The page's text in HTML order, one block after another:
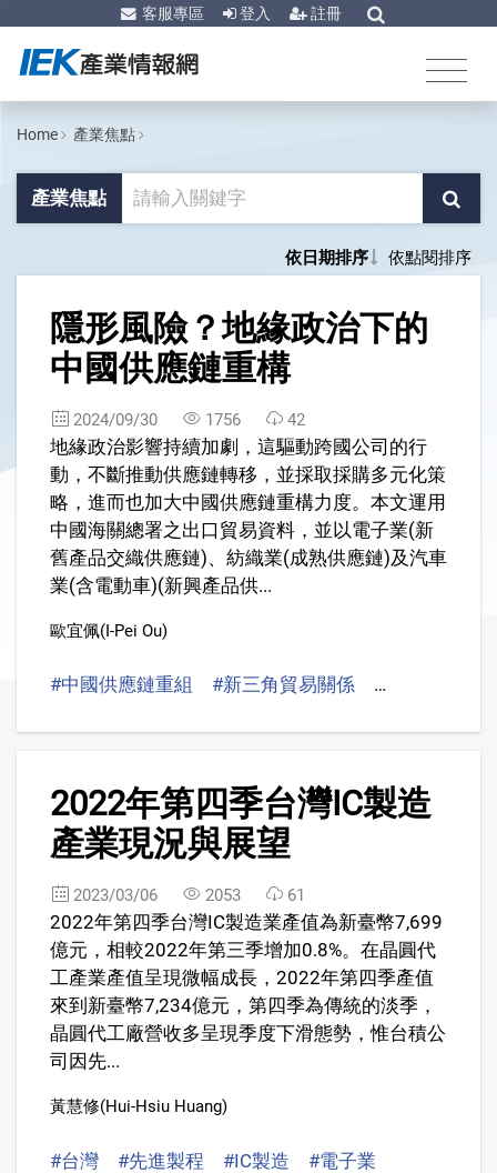
客服專區 登入 註冊
Home 產業焦點
產業焦點
依日期排序 依點閱排序
隱形風險？地緣政治下的
中國供應鏈重構
2024/09/30 1756 42
地緣政治影響持續加劇，這驅動跨國公司的行
動，不斷推動供應鏈轉移，並採取採購多元化策
略，進而也加大中國供應鏈重構力度。本文運用
中國海關總署之出口貿易資料，並以電子業(新
舊產品交織供應鏈)、紡織業(成熟供應鏈)及汽車
業(含電動車)(新興產品供...
歐宜佩(I-Pei Ou)
#中國供應鏈重組 #新三角貿易關係 #電子業
2022年第四季台灣IC製造
產業現況與展望
2023/03/06 2053 61
2022年第四季台灣IC製造業產值為新臺幣7,699
億元，相較2022年第三季增加0.8%。在晶圓代
工產業產值呈現微幅成長，2022年第四季產值
來到新臺幣7,234億元，第四季為傳統的淡季，
晶圓代工廠營收多呈現季度下滑態勢，惟台積公
司因先...
黃慧修(Hui-Hsiu Huang)
#台灣 #先進製程 #IC製造 #電子業